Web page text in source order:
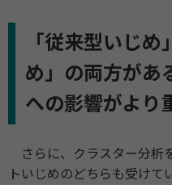
「従来型いじ
め」の両方があ
への影響がより
さらに、クラスター分析
トいじめのどちらも受けて